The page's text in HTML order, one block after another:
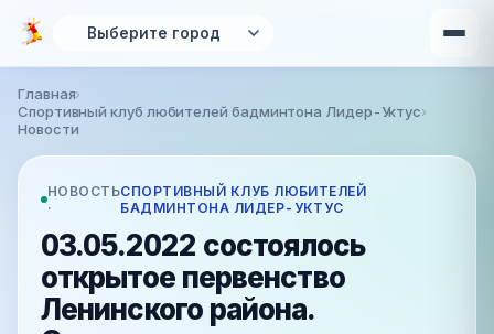
Перейти к основному содержанию
Вы здесь
Главная›
Спортивный клуб любителей бадминтона Лидер-Уктус›
Новости
НОВОСТЬ
·
СПОРТИВНЫЙ КЛУБ ЛЮБИТЕЛЕЙ
БАДМИНТОНА ЛИДЕР-УКТУС
03.05.2022 состоялось
открытое первенство
Ленинского района.